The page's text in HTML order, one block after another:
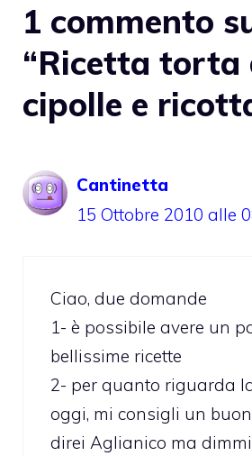
1 commento
“Ricetta torta
cipolle e
Cantinetta
15 Ottobre 2010 alle
Ciao, due domande
1- è possibile avere un
bellissime ricette
2- per quanto riguarda
oggi, mi consigli un
direi Aglianico ma